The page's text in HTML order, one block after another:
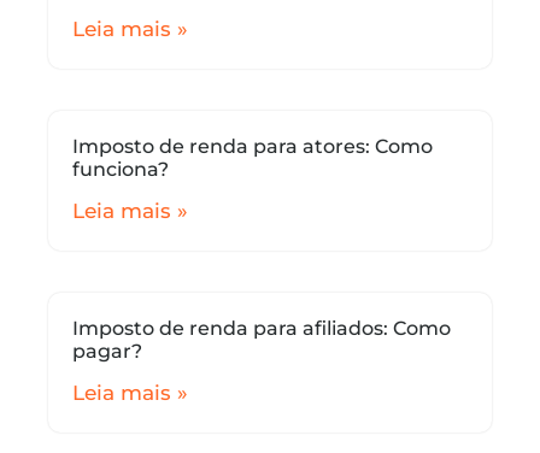
Leia mais »
Imposto de renda para atores: Como
funciona?
Leia mais »
Imposto de renda para afiliados: Como
pagar?
Leia mais »